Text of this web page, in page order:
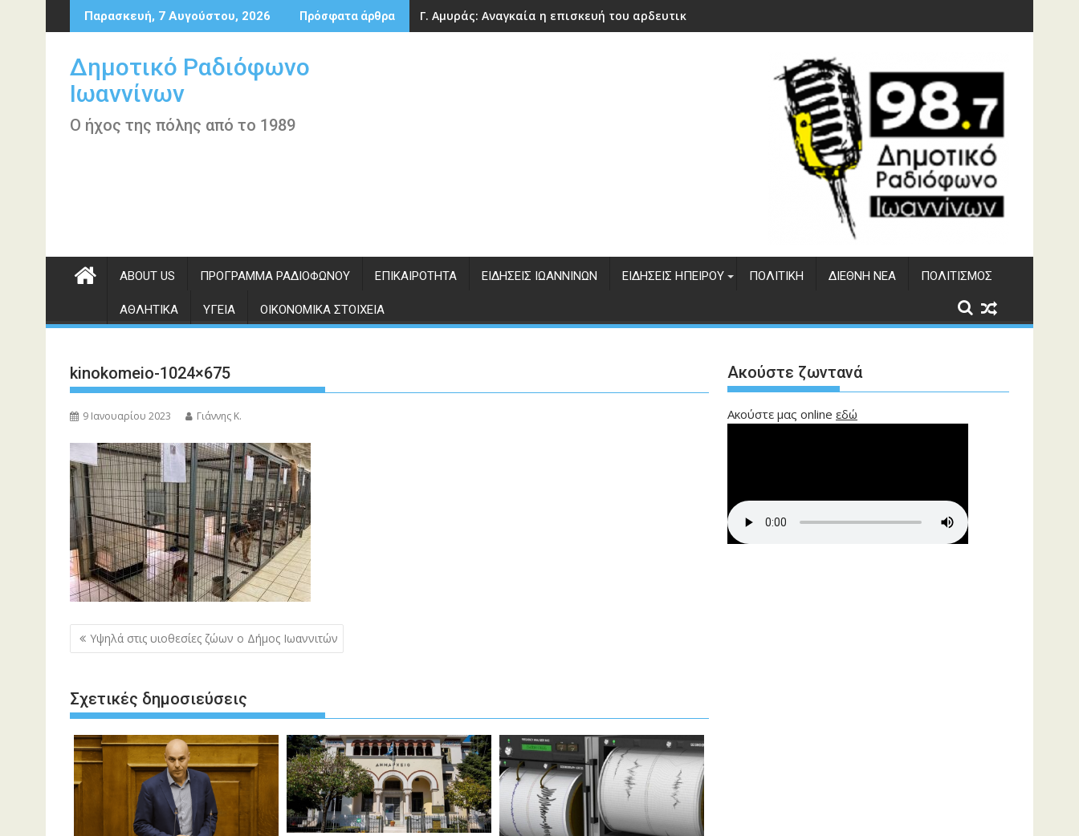
Περάστε
στο
Παρασκευή, 7 Αυγούστου, 2026 Πρόσφατα άρθρα Γ. Αμυράς: Αναγκαία η επισκευή του αρδευτικού φράγματος Αώου
Δημοτικό Ραδιόφωνο
Ιωαννίνων
Ο ήχος της πόλης από το 1989
ABOUT US ΠΡΌΓΡΑΜΜΑ ΡΑΔΙΟΦΏΝΟΥ ΕΠΙΚΑΙΡΌΤΗΤΑ ΕΙΔΉΣΕΙΣ ΙΩΑΝΝΊΝΩΝ ΕΙΔΉΣΕΙΣ ΗΠΕΊΡΟΥ ΠΟΛΙΤΙΚΉ ΔΙΕΘΝΉ ΝΈΑ ΠΟΛΙΤΙΣΜΌΣ
ΑΘΛΗΤΙΚΆ ΥΓΕΊΑ ΟΙΚΟΝΟΜΙΚΆ ΣΤΟΙΧΕΊΑ
kinokomeio-1024×675
9 Ιανουαρίου 2023 Γιάννης Κ.
Πλοήγηση
άρθρων
Υψηλά στις υιοθεσίες ζώων ο Δήμος Ιωαννιτών
Σχετικές δημοσιεύσεις
Ακούστε ζωντανά
Ακούστε μας online εδώ